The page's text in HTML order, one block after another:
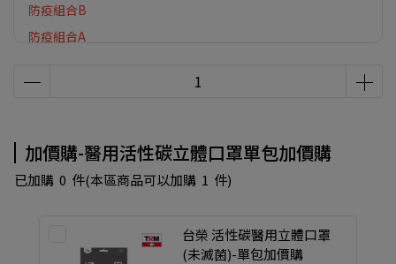
防疫組合B
防疫組合A
加價購-醫用活性碳立體口罩單包加價購
已加購 0 件(本區商品可以加購 1 件)
台榮 活性碳醫用立體口罩
(未滅菌)-單包加價購